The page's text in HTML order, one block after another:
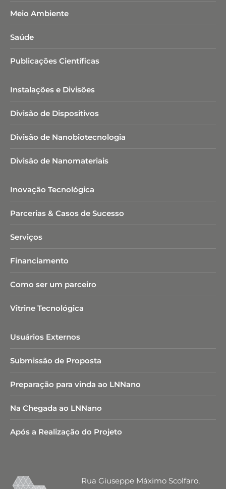
Meio Ambiente
Saúde
Publicações Científicas
Instalações e Divisões
Divisão de Dispositivos
Divisão de Nanobiotecnologia​
Divisão de Nanomateriais
Inovação Tecnológica
Parcerias & Casos de Sucesso
Serviços
Financiamento
Como ser um parceiro
Vitrine Tecnológica
Usuários Externos
Submissão de Proposta
Preparação para vinda ao LNNano
Na Chegada ao LNNano
Após a Realização do Projeto
Rua Giuseppe Máximo Scolfaro,